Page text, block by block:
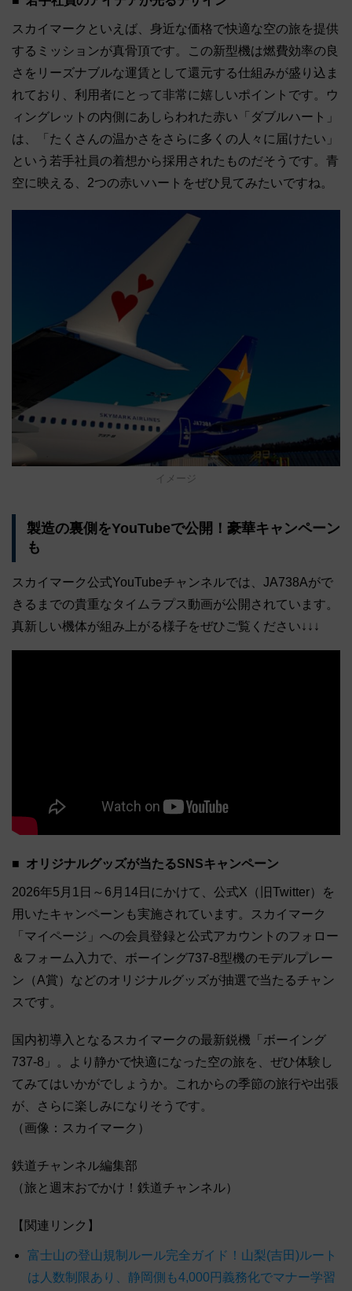
スカイマークといえば、身近な価格で快適な空の旅を提供
するミッションが真骨頂です。この新型機は燃費効率の良
さをリーズナブルな運賃として還元する仕組みが盛り込ま
れており、利用者にとって非常に嬉しいポイントです。ウ
ィングレットの内側にあしらわれた赤い「ダブルハート」
は、「たくさんの温かさをさらに多くの人々に届けたい」
という若手社員の着想から採用されたものだそうです。青
空に映える、2つの赤いハートをぜひ見てみたいですね。
イメージ
製造の裏側をYouTubeで公開！豪華キャンペーン
も
スカイマーク公式YouTubeチャンネルでは、JA738Aがで
きるまでの貴重なタイムラプス動画が公開されています。
真新しい機体が組み上がる様子をぜひご覧ください↓↓↓
オリジナルグッズが当たるSNSキャンペーン
2026年5月1日～6月14日にかけて、公式X（旧Twitter）を
用いたキャンペーンも実施されています。スカイマーク
「マイページ」への会員登録と公式アカウントのフォロー
＆フォーム入力で、ボーイング737-8型機のモデルプレー
ン（A賞）などのオリジナルグッズが抽選で当たるチャン
スです。
国内初導入となるスカイマークの最新鋭機「ボーイング
737-8」。より静かで快適になった空の旅を、ぜひ体験し
てみてはいかがでしょうか。これからの季節の旅行や出張
が、さらに楽しみになりそうです。
（画像：スカイマーク）
鉄道チャンネル編集部
（旅と週末おでかけ！鉄道チャンネル）
【関連リンク】
富士山の登山規制ルール完全ガイド！山梨(吉田)ルート
は人数制限あり、静岡側も4,000円義務化でマナー学習